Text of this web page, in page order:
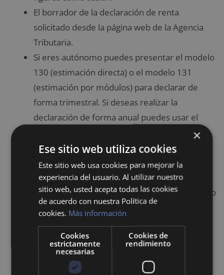
El borrador de la declaración de renta
solicitado desde la página web de la Agencia
Tributaria.
Si eres autónomo puedes presentar el modelo
130 (estimación directa) o el modelo 131
(estimación por módulos) para declarar de
forma trimestral. Si deseas realizar la
declaración de forma anual puedes usar el
Los comprobantes de pago emitidos por tu
pagador o empleador.
Los comprobantes de cobro de alquileres de
bienes inmuebles, acciones y seguros de vida o
invalidez emitidos a tu nombre.
alquiler, puedes optar por una deducción
estatal, por lo que debes incluir el DNI del
propietario de la vivienda. Asimismo, si eres
×
Ese sitio web utiliza cookies
Este sitio web usa cookies para mejorar la
experiencia del usuario. Al utilizar nuestro
sitio web, usted acepta todas las cookies
de acuerdo con nuestra Política de
cookies. Más información
Cookies
estrictamente
necesarias
Cookies de
rendimiento